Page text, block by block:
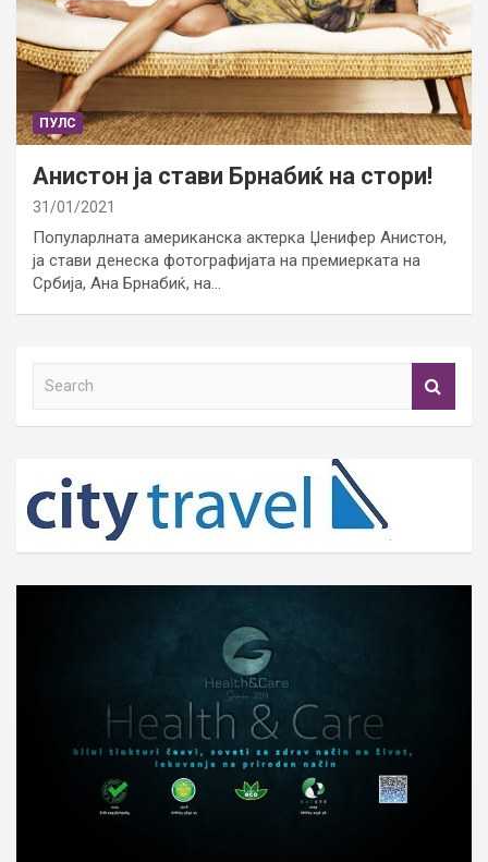
ПУЛС
Анистон ја стави Брнабиќ на стори!
31/01/2021
Популарлната американска актерка Џенифер Анистон,
ја стави денеска фотографијата на премиерката на
Србија, Ана Брнабиќ, на…
h